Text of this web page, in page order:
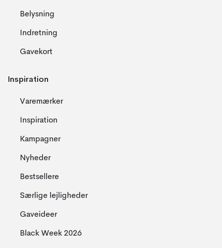
Belysning
Indretning
Gavekort
Inspiration
Varemærker
Inspiration
Kampagner
Nyheder
Bestsellere
Særlige lejligheder
Gaveideer
Black Week 2026